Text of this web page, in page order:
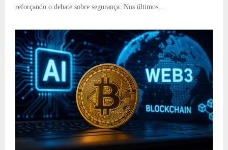
reforçando o debate sobre segurança. Nos últimos...